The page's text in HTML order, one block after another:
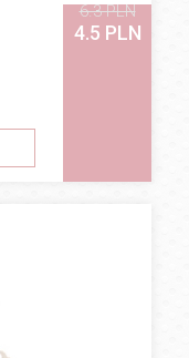
6.3 PLN
4.5 PLN